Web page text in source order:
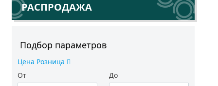
РАСПРОДАЖА
Подбор параметров
Цена Розница
От
До